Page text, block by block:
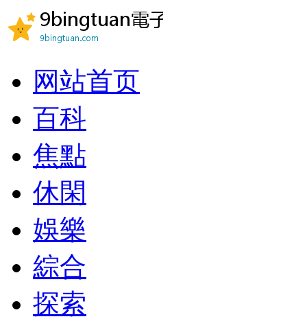
网站首页
百科
焦點
休閑
娛樂
綜合
探索